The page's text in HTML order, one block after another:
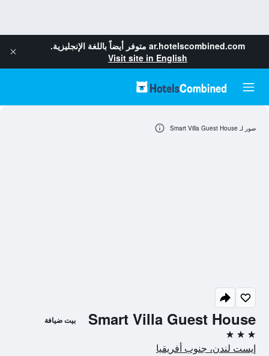
ar.hotelscombined.com متوفر أيضاً باللغة الإنجليزية.
Visit site in English
Smart Villa Guest House بيت ضيافة
3 نجوم
إيست لندن، جنوب أفريقيا
صور لـ Smart Villa Guest House